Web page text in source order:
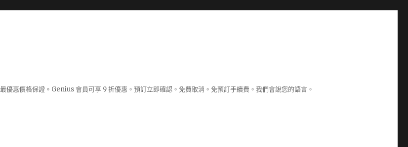
惠價格保證。Genius 會員可享 9 折優惠。預訂立即確認。免費取消。免預訂手續費。我們會說您的語言。